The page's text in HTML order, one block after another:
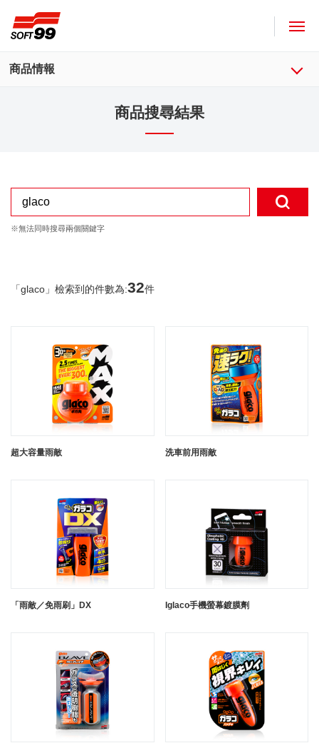
商品情報
商品搜尋結果
「glaco 」檢索到的件數為:32件
超大容量雨敵 洗車前用雨敵
「雨敵／免雨刷」DX Iglaco手機螢幕鍍膜劑